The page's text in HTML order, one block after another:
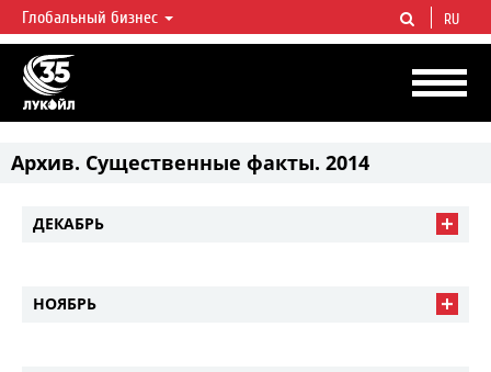
ЛУКОЙЛ СЕГОДНЯ
ЛУКОЙЛ — одна из крупнейших вертикально интегрированных
нефтегазовых компаний в мире, на долю которой приходится более 2%
мировой добычи нефти и около 1% доказанных запасов углеводородов.
Глобальный бизнес RU
Архив. Существенные факты. 2014
ДЕКАБРЬ
НОЯБРЬ